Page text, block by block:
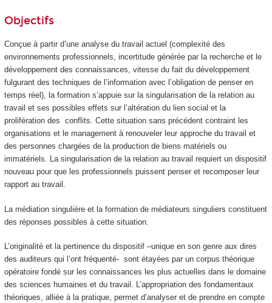
Objectifs
Conçue à partir d’une analyse du travail actuel (complexité des
environnements professionnels, incertitude générée par la recherche et le
développement des connaissances, vitesse du fait du développement
fulgurant des techniques de l’information avec l’obligation de penser en
temps réel), la formation s’appuie sur la singularisation de la relation au
travail et ses possibles effets sur l’altération du lien social et la
prolifération des conflits. Cette situation sans précédent contraint les
organisations et le management à renouveler leur approche du travail et
des personnes chargées de la production de biens matériels ou
immatériels. La singularisation de la relation au travail requiert un dispositif
nouveau pour que les professionnels puissent penser et recomposer leur
rapport au travail.
La médiation singulière et la formation de médiateurs singuliers constituent
des réponses possibles à cette situation.
L’originalité et la pertinence du dispositif –unique en son genre aux dires
des auditeurs qui l’ont fréquenté- sont étayées par un corpus théorique
opératoire fondé sur les connaissances les plus actuelles dans le domaine
des sciences humaines et du travail. L’appropriation des fondamentaux
théoriques, alliée à la pratique, permet d’analyser et de prendre en compte